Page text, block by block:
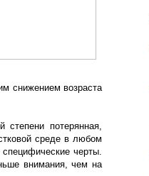
снижением возраста
потерянная,
среде в любом
черты.
внимания, чем на